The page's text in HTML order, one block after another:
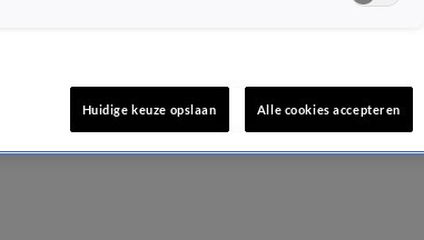
Huidige keuze opslaan Alle cookies accepteren